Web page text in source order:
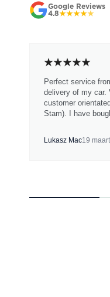
Google Reviews
4.8
Perfect service
delivery of my car.
customer
Stam). I have
Lukasz Mac19